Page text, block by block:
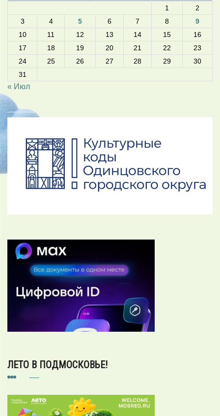
1
2
3
4 5 6 7 8
9
10
11 12 13 14 15
16
17
18 19 20 21 22
23
24
25 26 27 28 29
30
31
« Июл
ЛЕТО В ПОДМОСКОВЬЕ!